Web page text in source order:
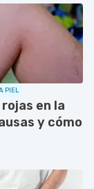
PIEL
en la
y cómo